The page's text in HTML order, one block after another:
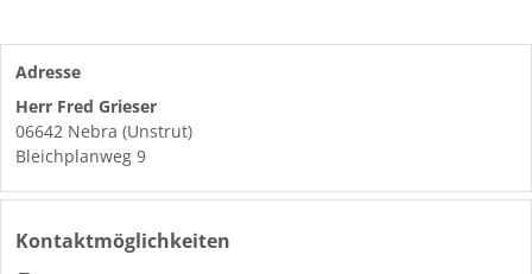
Adresse
Herr Fred Grieser
06642 Nebra (Unstrut)
Bleichplanweg 9
Kontaktmöglichkeiten